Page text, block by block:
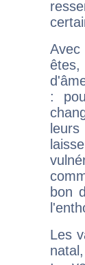
:
bon
Les